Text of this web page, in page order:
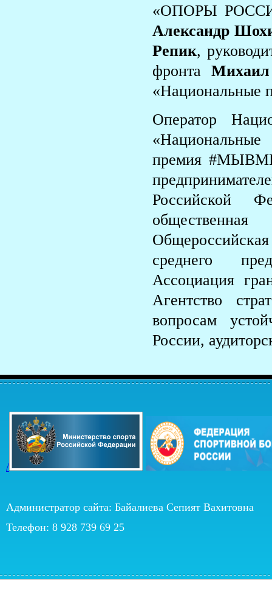
«ОПОРЫ
Александр
Репик,
фронтаМихаил
«Национальные
Оператор
премия
Российской
среднего
Ассоциация
Агентство
вопросам
России,
/
Администратор сайта: Байалиева Сепият Вахитовна
Телефон: 8 928 739 69 25